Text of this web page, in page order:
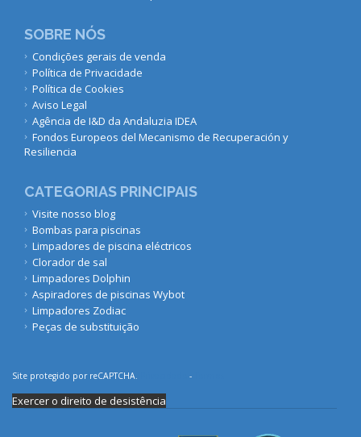
SOBRE NÓS
Condições gerais de venda
Política de Privacidade
Política de Cookies
Aviso Legal
Agência de I&D da Andaluzia IDEA
Fondos Europeos del Mecanismo de Recuperación y
Resiliencia
CATEGORIAS PRINCIPAIS
Visite nosso blog
Bombas para piscinas
Limpadores de piscina eléctricos
Clorador de sal
Limpadores Dolphin
Aspiradores de piscinas Wybot
Limpadores Zodiac
Peças de substituição
Site protegido por reCAPTCHA. -
Exercer o direito de desistência